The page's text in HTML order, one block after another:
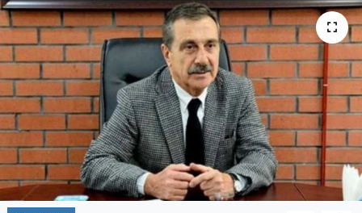
Tarihçe
Resmi İlanlar
Söyleşi
Foto Şaka
Teknoloji